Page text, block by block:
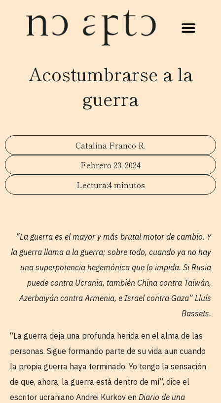
Acostumbrarse a la
guerra
Catalina Franco R.
Febrero 23, 2024
4 minutos
“La guerra es el mayor y más brutal motor de cambio. Y
la guerra llama a la guerra; sobre todo, cuando ya no hay
una superpotencia hegemónica que lo impida. Si Rusia
puede contra Ucrania, también China contra Taiwán,
Azerbaiyán contra Armenia, e Israel contra Gaza” Lluís
Bassets.
“La guerra deja una profunda herida en el alma de las
personas. Sigue formando parte de su vida aun cuando
la propia guerra haya terminado. Yo tengo la sensación
de que, ahora, la guerra está dentro de mí”, dice el
escritor ucraniano Andrei Kurkov en Diario de una